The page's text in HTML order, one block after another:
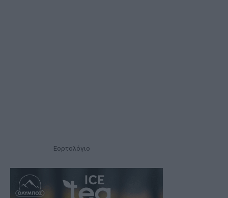
Εορτολόγιο